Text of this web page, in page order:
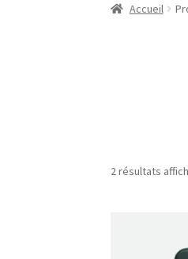
Accueil
2 résultats